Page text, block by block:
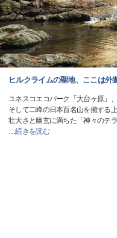
ヒルクライムの聖地、ここは外
ユネスコエコパーク「大台ヶ原」
そして二峰の日本百名山を擁する上
壮大さと幽玄に満ちた「神々のテラ
…続きを読む